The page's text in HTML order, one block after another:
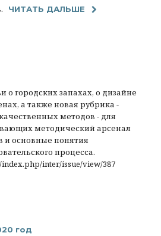
ЧИТАТЬ ДАЛЬШЕ
о городских запахах, о дизайне
а также новая рубрика -
методов - для
методический арсенал
и основные понятия
процесса.
inter/issue/view/387
год